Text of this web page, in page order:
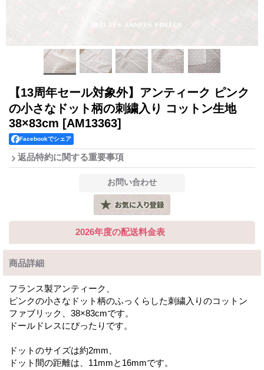
【13周年セール対象外】アンティーク ピンク
の小さなドット柄の刺繍入り コットン生地
38×83cm [AM13363]
Facebookでシェア
返品特約に関する重要事項
2026年度の配送料金表
商品詳細
フランス製アンティーク、
ピンクの小さなドット柄のふっくらした刺繍入りのコットン
ファブリック、38×83cmです。
ドールドレスにぴったりです。
ドットのサイズは約2mm、
ドット間の距離は、11mmと16mmです。